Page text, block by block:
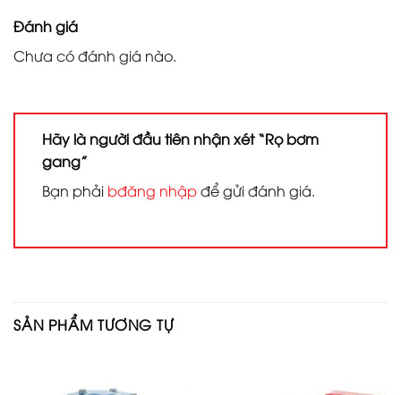
Đánh giá
Chưa có đánh giá nào.
Hãy là người đầu tiên nhận xét “Rọ bơm
gang”
Bạn phải bđăng nhậpđể gửi đánh giá.
SẢN PHẨM TƯƠNG TỰ